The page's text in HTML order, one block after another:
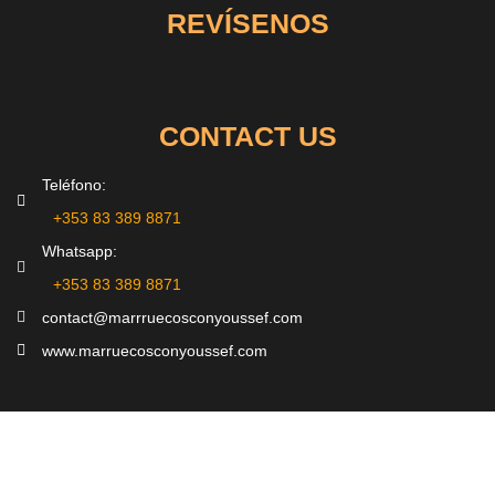
REVÍSENOS
CONTACT US
Teléfono:
‪+353 83 389 8871‬
Whatsapp:
‪+353 83 389 8871‬
contact@marrruecosconyoussef.com
www.marruecosconyoussef.com